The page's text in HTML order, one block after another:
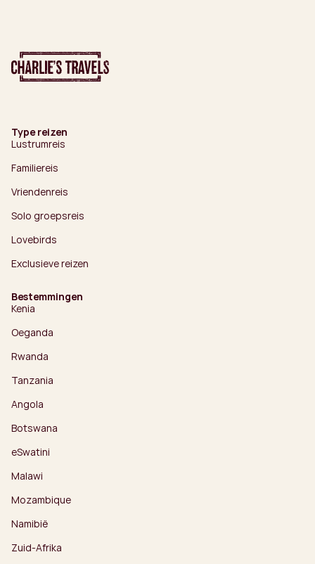
Type reizen
Lustrumreis
Familiereis
Vriendenreis
Solo groepsreis
Lovebirds
Exclusieve reizen
Bestemmingen
Kenia
Oeganda
Rwanda
Tanzania
Angola
Botswana
eSwatini
Malawi
Mozambique
Namibië
Zuid-Afrika